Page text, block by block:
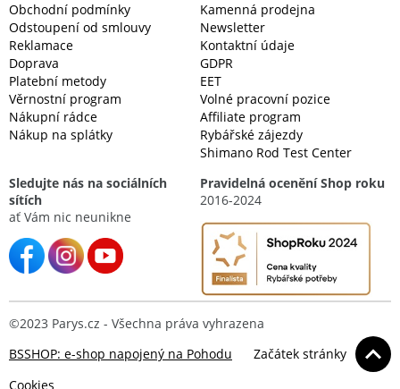
Obchodní podmínky
Odstoupení od smlouvy
Reklamace
Doprava
Platební metody
Věrnostní program
Nákupní rádce
Nákup na splátky
Kamenná prodejna
Newsletter
Kontaktní údaje
GDPR
EET
Volné pracovní pozice
Affiliate program
Rybářské zájezdy
Shimano Rod Test Center
Sledujte nás na sociálních
sítích
ať Vám nic neunikne
Pravidelná ocenění Shop roku
2016-2024
©2023 Parys.cz - Všechna práva vyhrazena
BSSHOP: e-shop napojený na Pohodu
Začátek stránky
Cookies